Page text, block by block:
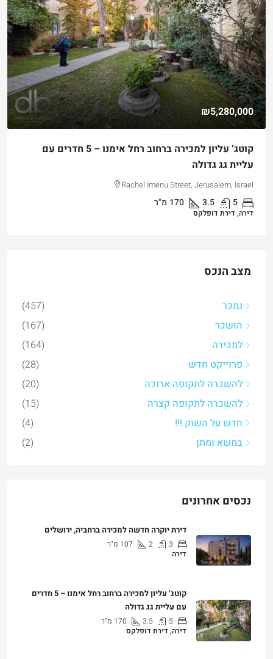
₪5,280,000
קוטג’ עליון למכירה ברחוב רחל אימנו – 5 חדרים עם
עליית גג גדולה
Rachel Imenu Street, Jerusalem, Israel
5
3.5
170 מ"ר
דירה, דירת דופלקס
מצב הנכס
נמכר
(457)
הושכר
(167)
למכירה
(164)
פרוייקט חדש
(28)
להשכרה לתקופה ארוכה
(20)
להשכרה לתקופה קצרה
(15)
חדש על השוק !!!
(4)
במשא ומתן
(2)
נכסים אחרונים
דירת יוקרה חדשה למכירה ברחביה, ירושלים
3
2
107 מ"ר
דירה
קוטג’ עליון למכירה ברחוב רחל אימנו – 5 חדרים
עם עליית גג גדולה
5
3.5
170 מ"ר
דירה, דירת דופלקס